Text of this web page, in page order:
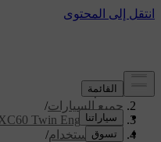
الدعم/
جميع السيارات/
Twin Engine 2020
دليل الاستخدام/